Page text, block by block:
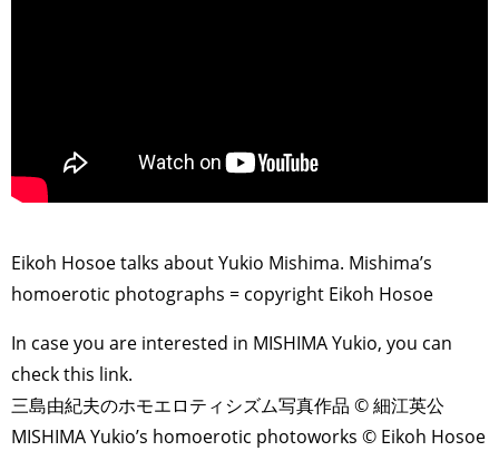
Eikoh Hosoe talks about Yukio Mishima. Mishima’s
homoerotic photographs = copyright Eikoh Hosoe
In case you are interested in MISHIMA Yukio, you can
check this link.
三島由紀夫のホモエロティシズム写真作品 © 細江英公
MISHIMA Yukio’s homoerotic photoworks © Eikoh Hosoe